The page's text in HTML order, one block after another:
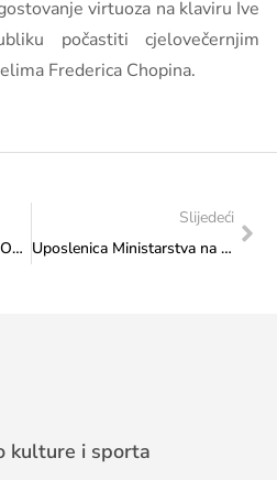
virtuoza na klaviru Ive
počastiti cjelovečernjim
Frederica Chopina.
Šetnica kulture: Učesnici Odsjeka za harmoniku Srednje muzičke škole iz Sarajeva učestvovali u nastavku obilježavanja „Dana evropskog naslijeđa 2024“ ispred Ministarstva
Slijedeći
Uposlenica Ministarstva na edukaciji „Arhivsko poslovanje“ u organizaciji Agencije za državnu službu FBiH
kulture i sporta